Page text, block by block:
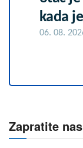
kada
06. 08.
Zapratite nas